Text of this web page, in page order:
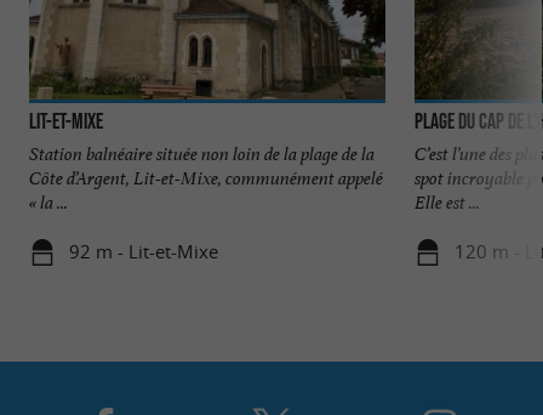
Lit-et-Mixe
Station balnéaire située non loin de la plage de la
Côte d’Argent, Lit-et-Mixe, communément appelé
« la ...
92 m - Lit-et-Mixe
Plage du Cap de
C’est l’une des
spot incroyable
Elle est ...
120 m -